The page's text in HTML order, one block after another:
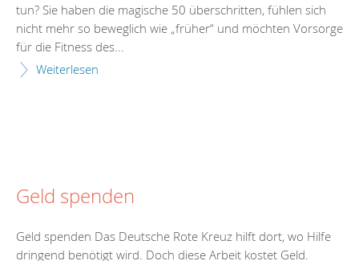
tun? Sie haben die magische 50 überschritten, fühlen sich
nicht mehr so beweglich wie „früher“ und möchten Vorsorge
für die Fitness des...
Weiterlesen
Geld spenden
Geld spenden Das Deutsche Rote Kreuz hilft dort, wo Hilfe
dringend benötigt wird. Doch diese Arbeit kostet Geld.